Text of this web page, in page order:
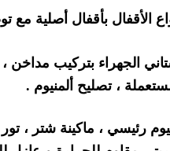
الأقفال بأقفال أصلية
الجهراء بتركيب
، تصليح ألمنيوم .
رئيسي ، ماكينة شتر ،